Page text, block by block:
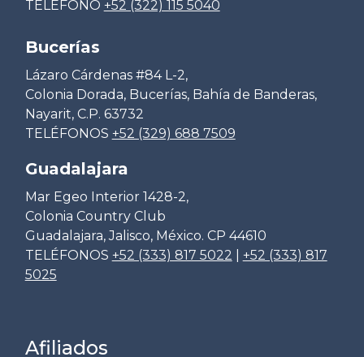
TELÉFONO +52 (322) 115 5040
Bucerías
Lázaro Cárdenas #84 L-2,
Colonia Dorada, Bucerías, Bahía de Banderas,
Nayarit, C.P. 63732
TELÉFONOS +52 (329) 688 7509
Guadalajara
Mar Egeo Interior 1428-2,
Colonia Country Club
Guadalajara, Jalisco, México. CP 44610
TELÉFONOS +52 (333) 817 5022
+52 (333) 817
5025
Afiliados